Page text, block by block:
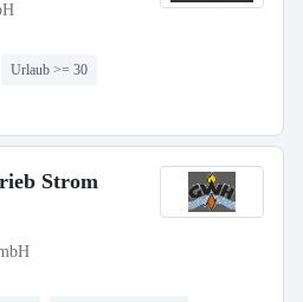
Urlaub >= 30
Strom